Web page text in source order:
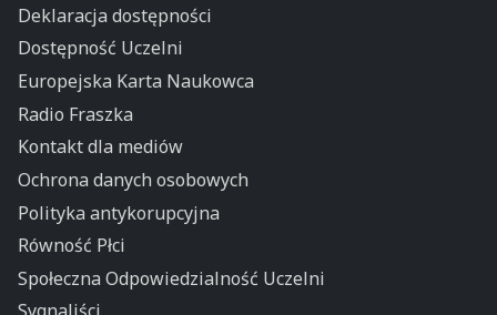
Deklaracja dostępności
Dostępność Uczelni
Europejska Karta Naukowca
Radio Fraszka
Kontakt dla mediów
Ochrona danych osobowych
Polityka antykorupcyjna
Równość Płci
Społeczna Odpowiedzialność Uczelni